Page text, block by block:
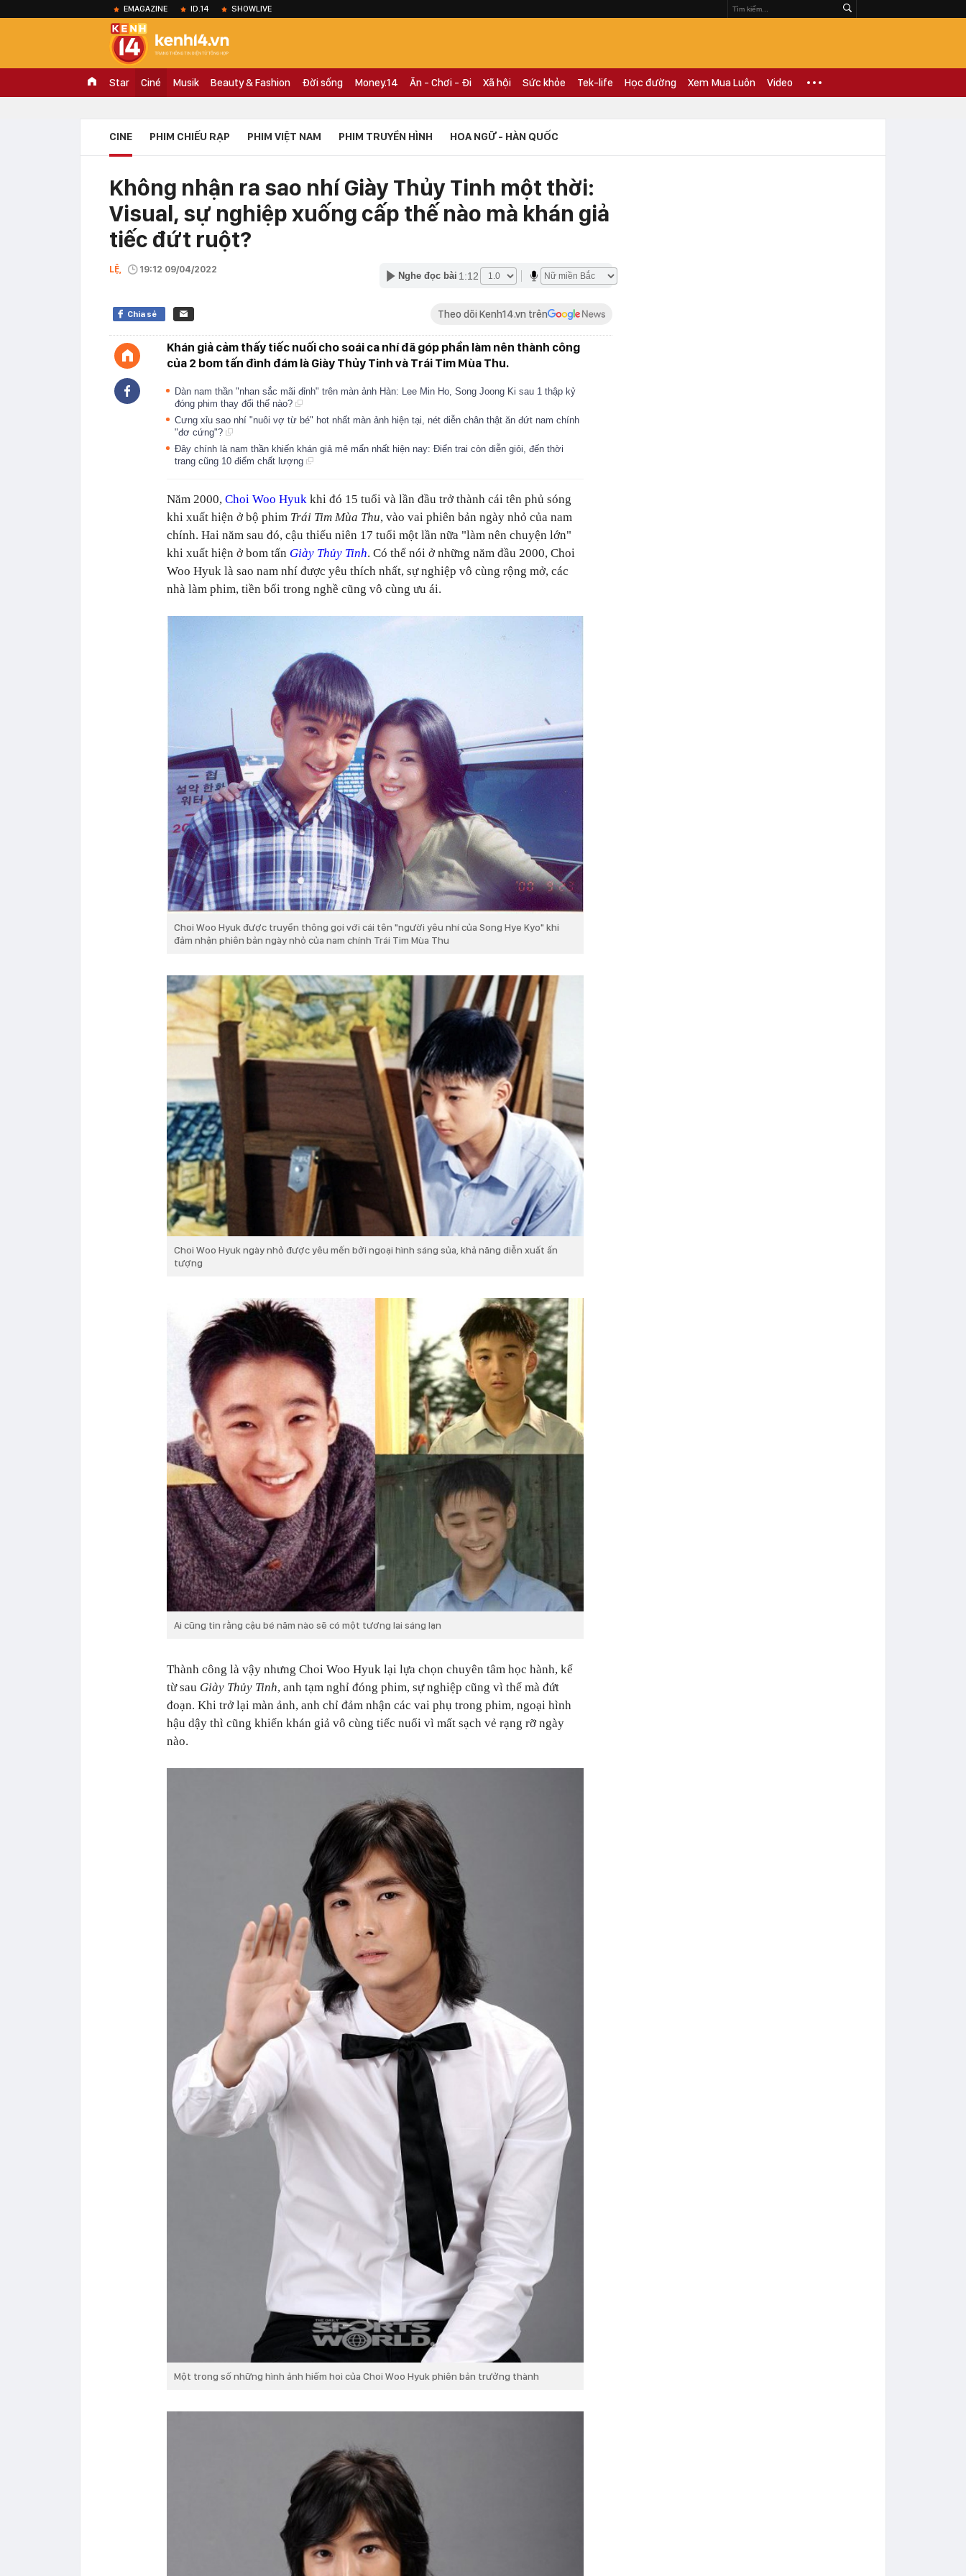
EMAGAZINE ID.14 SHOWLIVE
Star Ciné Musik Beauty & Fashion Đời sống Money.14 Ăn - Chơi - Đi Xã hội Sức khỏe Tek-life Học đường Xem Mua Luôn Video
CINE PHIM CHIẾU RẠP PHIM VIỆT NAM PHIM TRUYỀN HÌNH HOA NGỮ - HÀN QUỐC
Không nhận ra sao nhí Giày Thủy Tinh một thời:
Visual, sự nghiệp xuống cấp thế nào mà khán giả
tiếc đứt ruột?
LỆ, 19:12 09/04/2022
Nghe đọc bài 1:12
Chia sẻ Theo dõi Kenh14.vn trên
Khán giả cảm thấy tiếc nuối cho soái ca nhí đã góp phần làm nên thành công
của 2 bom tấn đình đám là Giày Thủy Tinh và Trái Tim Mùa Thu.
Dàn nam thần "nhan sắc mãi đỉnh" trên màn ảnh Hàn: Lee Min Ho, Song Joong Ki sau 1 thập kỷ
đóng phim thay đổi thế nào?
Cưng xỉu sao nhí "nuôi vợ từ bé" hot nhất màn ảnh hiện tại, nét diễn chân thật ăn đứt nam chính
"đơ cứng"?
Đây chính là nam thần khiến khán giả mê mẩn nhất hiện nay: Điển trai còn diễn giỏi, đến thời
trang cũng 10 điểm chất lượng
Năm 2000, Choi Woo Hyuk khi đó 15 tuổi và lần đầu trở thành cái tên phủ sóng
khi xuất hiện ở bộ phim Trái Tim Mùa Thu, vào vai phiên bản ngày nhỏ của nam
chính. Hai năm sau đó, cậu thiếu niên 17 tuổi một lần nữa "làm nên chuyện lớn"
khi xuất hiện ở bom tấn Giày Thủy Tinh. Có thể nói ở những năm đầu 2000, Choi
Woo Hyuk là sao nam nhí được yêu thích nhất, sự nghiệp vô cùng rộng mở, các
nhà làm phim, tiền bối trong nghề cũng vô cùng ưu ái.
Choi Woo Hyuk được truyền thông gọi với cái tên "người yêu nhí của Song Hye Kyo" khi
đảm nhận phiên bản ngày nhỏ của nam chính Trái Tim Mùa Thu
Choi Woo Hyuk ngày nhỏ được yêu mến bởi ngoại hình sáng sủa, khả năng diễn xuất ấn
tượng
Ai cũng tin rằng cậu bé năm nào sẽ có một tương lai sáng lạn
Thành công là vậy nhưng Choi Woo Hyuk lại lựa chọn chuyên tâm học hành, kể
từ sau Giày Thủy Tinh, anh tạm nghỉ đóng phim, sự nghiệp cũng vì thế mà đứt
đoạn. Khi trở lại màn ảnh, anh chỉ đảm nhận các vai phụ trong phim, ngoại hình
hậu dậy thì cũng khiến khán giả vô cùng tiếc nuối vì mất sạch vẻ rạng rỡ ngày
nào.
Một trong số những hình ảnh hiếm hoi của Choi Woo Hyuk phiên bản trưởng thành